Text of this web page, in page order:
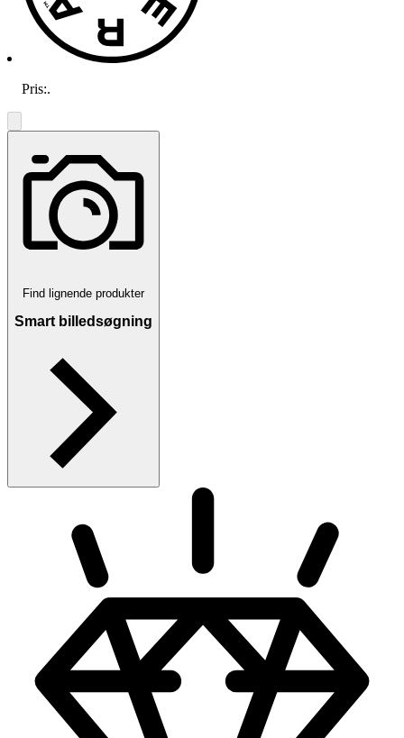
Pris:.
Find lignende produkter
Smart billedsøgning